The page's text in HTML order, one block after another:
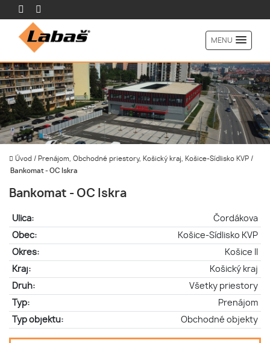
MENU
Úvod / Prenájom, Obchodné priestory, Košický kraj, Košice-Sídlisko KVP /
Bankomat - OC Iskra
Bankomat - OC Iskra
Ulica:
Čordákova
Obec:
Košice-Sídlisko KVP
Okres:
Košice II
Kraj:
Košický kraj
Druh:
Všetky priestory
Typ:
Prenájom
Typ objektu:
Obchodné objekty